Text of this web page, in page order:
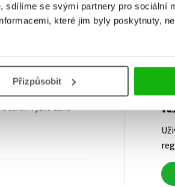
sdílíme se svými partnery pro sociální
které jim byly poskytnuty,
Přizpůsobit
Vyšlo asi 5